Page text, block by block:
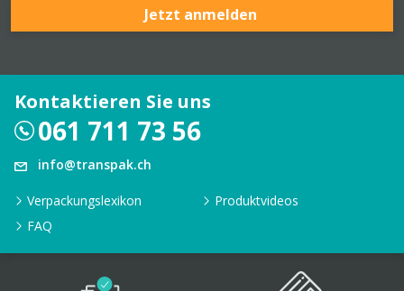
Jetzt anmelden
Kontaktieren Sie uns
061 711 73 56
info@transpak.ch
Verpackungslexikon
Produktvideos
FAQ